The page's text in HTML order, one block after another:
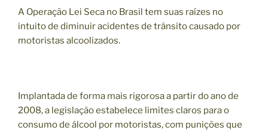
A Operação Lei Seca no Brasil tem suas raízes no
intuito de diminuir acidentes de trânsito causado por
motoristas alcoolizados.
Implantada de forma mais rigorosa a partir do ano de
2008, a legislação estabelece limites claros para o
consumo de álcool por motoristas, com punições que